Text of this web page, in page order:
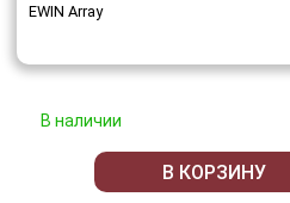
EWIN Array
В наличии
В КОРЗИНУ